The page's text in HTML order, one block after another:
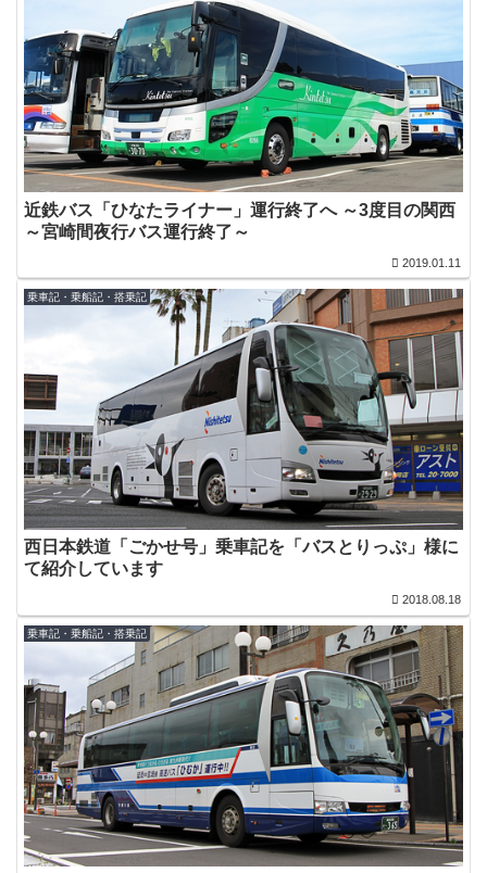
近鉄バス「ひなたライナー」運行終了へ ～3度目の関西
～宮崎間夜行バス運行終了～
2019.01.11
乗車記・乗船記・搭乗記
西日本鉄道「ごかせ号」乗車記を「バスとりっぷ」様に
て紹介しています
2018.08.18
乗車記・乗船記・搭乗記